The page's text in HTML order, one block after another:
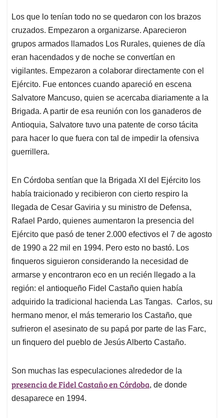
Los que lo tenían todo no se quedaron con los brazos
cruzados. Empezaron a organizarse. Aparecieron
grupos armados llamados Los Rurales, quienes de día
eran hacendados y de noche se convertían en
vigilantes. Empezaron a colaborar directamente con el
Ejército. Fue entonces cuando apareció en escena
Salvatore Mancuso, quien se acercaba diariamente a la
Brigada. A partir de esa reunión con los ganaderos de
Antioquia, Salvatore tuvo una patente de corso tácita
para hacer lo que fuera con tal de impedir la ofensiva
guerrillera.
En Córdoba sentían que la Brigada XI del Ejército los
había traicionado y recibieron con cierto respiro la
llegada de Cesar Gaviria y su ministro de Defensa,
Rafael Pardo, quienes aumentaron la presencia del
Ejército que pasó de tener 2.000 efectivos el 7 de agosto
de 1990 a 22 mil en 1994. Pero esto no bastó. Los
finqueros siguieron considerando la necesidad de
armarse y encontraron eco en un recién llegado a la
región: el antioqueño Fidel Castaño quien había
adquirido la tradicional hacienda Las Tangas. Carlos, su
hermano menor, el más temerario los Castaño, que
sufrieron el asesinato de su papá por parte de las Farc,
un finquero del pueblo de Jesús Alberto Castaño.
Son muchas las especulaciones alrededor de la
presencia de Fidel Castaño en Córdoba, de donde
desaparece en 1994.